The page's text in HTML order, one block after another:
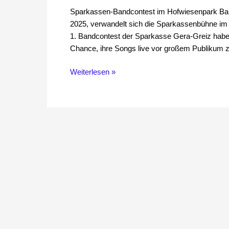
Sparkassen-Bandcontest im Hofwiesenpark
2025, verwandelt sich die Sparkassenbühne
1. Bandcontest der Sparkasse Gera-Greiz
Chance, ihre Songs live vor großem
Weiterlesen »